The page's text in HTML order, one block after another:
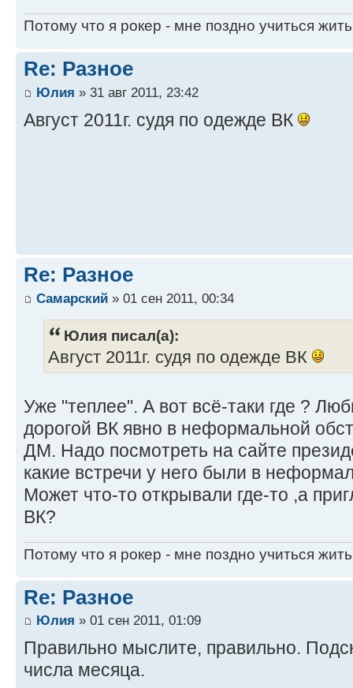
Потому что я рокер - мне поздно учиться
Re: Разное
Юлия » 31 авг 2011, 23:42
Август 2011г. судя по одежде ВК
Re: Разное
Самарский » 01 сен 2011, 00:34
Юлия писал(а):
Август 2011г. судя по одежде ВК
Уже "теплее". А вот всё-таки где ?
дорогой ВК явно в неформальной
ДМ. Надо посмотреть на сайте
какие встречи у него были в
Может что-то открывали где-то ,а
ВК?
Потому что я рокер - мне поздно учиться
Re: Разное
Юлия » 01 сен 2011, 01:09
Правильно мыслите, правильно.
числа месяца.